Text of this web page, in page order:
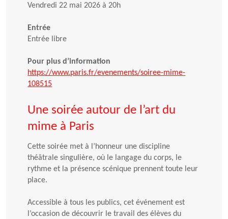
Vendredi 22 mai 2026 à 20h
Entrée
Entrée libre
Pour plus d’information
https://www.paris.fr/evenements/soiree-mime-
108515
Une soirée autour de l’art du
mime à Paris
Cette soirée met à l’honneur une discipline
théâtrale singulière, où le langage du corps, le
rythme et la présence scénique prennent toute leur
place.
Accessible à tous les publics, cet événement est
l’occasion de découvrir le travail des élèves du